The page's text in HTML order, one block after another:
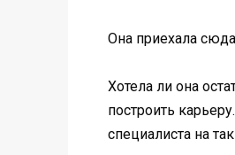
Она приехала
Хотела ли она
построить
специалиста на